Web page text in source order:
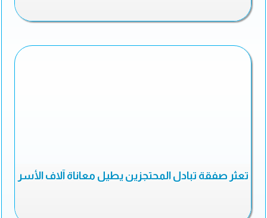
تعثر صفقة تبادل المحتجزين يطيل معاناة آلاف الأسر